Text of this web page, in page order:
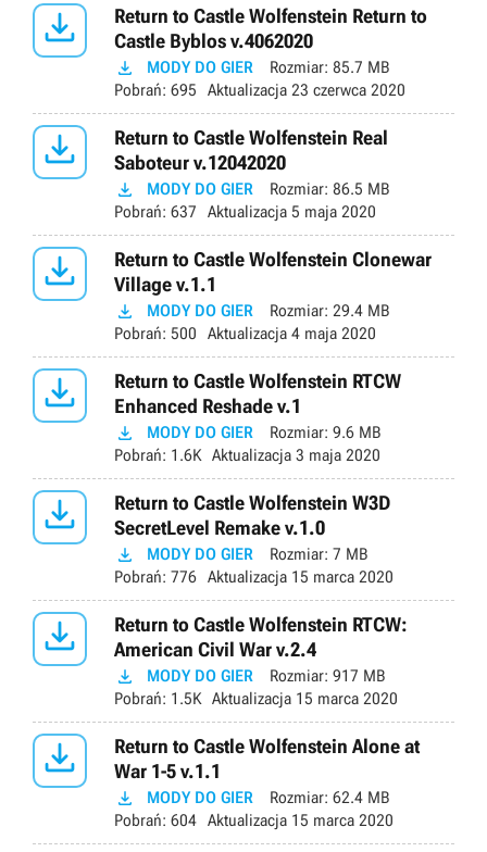

Return to Castle Wolfenstein Return to
Castle Byblos v.4062020
 MODY DO GIER Rozmiar: 85.7 MB
Pobrań: 695 Aktualizacja 23 czerwca 2020

Return to Castle Wolfenstein Real
Saboteur v.12042020
 MODY DO GIER Rozmiar: 86.5 MB
Pobrań: 637 Aktualizacja 5 maja 2020

Return to Castle Wolfenstein Clonewar
Village v.1.1
 MODY DO GIER Rozmiar: 29.4 MB
Pobrań: 500 Aktualizacja 4 maja 2020

Return to Castle Wolfenstein RTCW
Enhanced Reshade v.1
 MODY DO GIER Rozmiar: 9.6 MB
Pobrań: 1.6K Aktualizacja 3 maja 2020

Return to Castle Wolfenstein W3D
SecretLevel Remake v.1.0
 MODY DO GIER Rozmiar: 7 MB
Pobrań: 776 Aktualizacja 15 marca 2020

Return to Castle Wolfenstein RTCW:
American Civil War v.2.4
 MODY DO GIER Rozmiar: 917 MB
Pobrań: 1.5K Aktualizacja 15 marca 2020

Return to Castle Wolfenstein Alone at
War 1-5 v.1.1
 MODY DO GIER Rozmiar: 62.4 MB
Pobrań: 604 Aktualizacja 15 marca 2020